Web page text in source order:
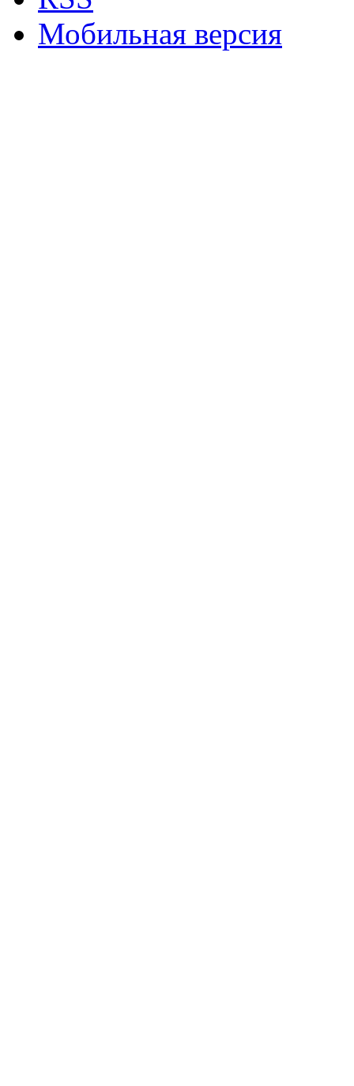
Мобильная версия